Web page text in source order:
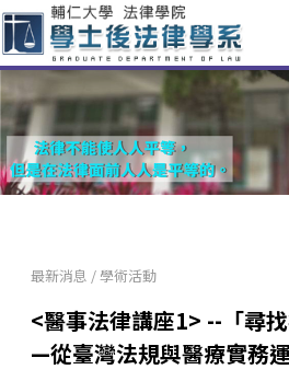
最新消息 /學術活動
<醫事法律講座1> --「尋
—從臺灣法規與醫療實務運